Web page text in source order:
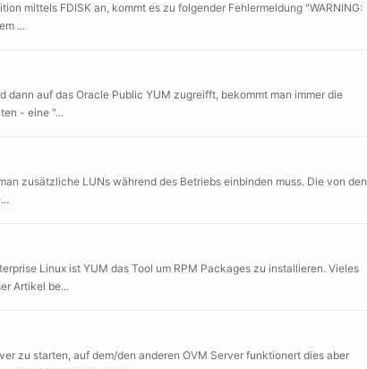
mittels FDISK an, kommt es zu folgender Fehlermeldung "WARNING:
...
auf das Oracle Public YUM zugreifft, bekommt man immer die
- eine "...
zusätzliche LUNs während des Betriebs einbinden muss. Die von den
Linux ist YUM das Tool um RPM Packages zu installieren. Vieles
Artikel be...
zu starten, auf dem/den anderen OVM Server funktionert dies aber